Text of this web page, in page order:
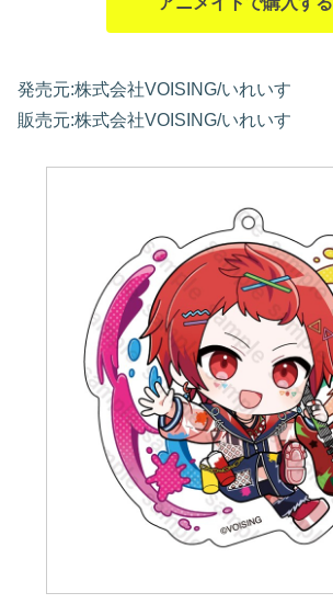
発売元:株式会社VOISING/いれいす
販売元:株式会社VOISING/いれいす